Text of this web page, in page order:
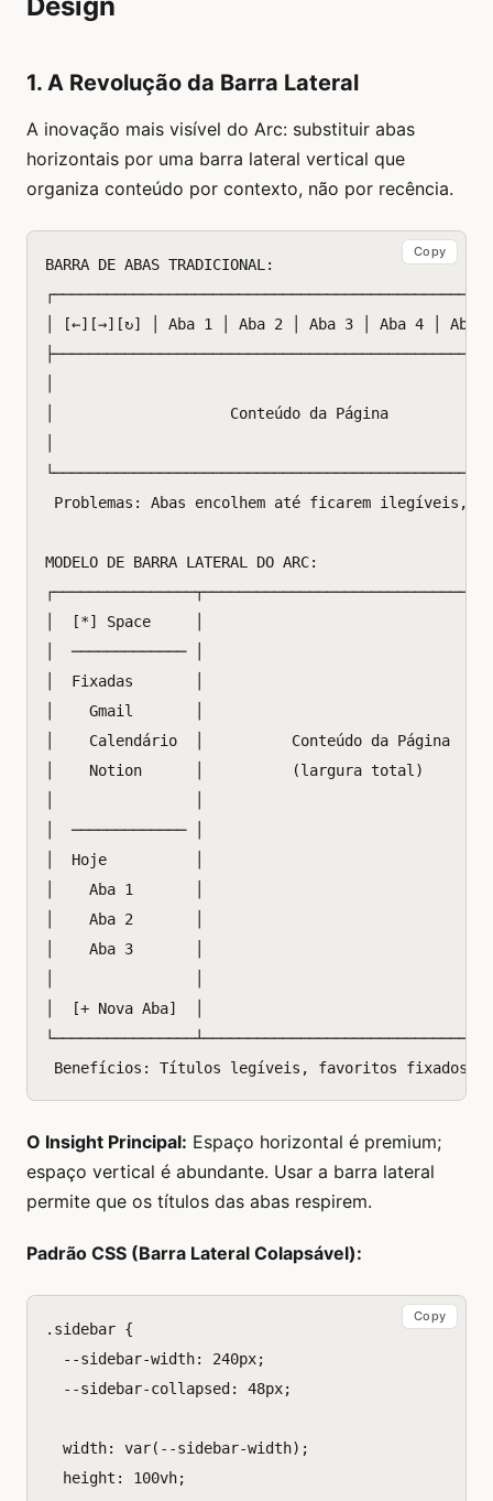
1. A Revolução da Barra Lateral
A inovação mais visível do Arc: substituir abas
horizontais por uma barra lateral vertical que
organiza conteúdo por contexto, não por recência.
BARRA DE ABAS TRADICIONAL:
│ [←][→][↻] │ Aba 1 │ Aba 2 │ Aba 3 │ Aba 4 │
│                    Conteúdo da Página
Problemas: Abas encolhem até ficarem ilegíveis,
MODELO DE BARRA LATERAL DO ARC:
│  [*] Space     │
│  ───────────── │
│  Fixadas       │
│    Gmail       │
│    Calendário  │          Conteúdo da
│    Notion      │          (largura total)
│  ───────────── │
│  Hoje          │
│    Aba 1       │
│    Aba 2       │
│    Aba 3       │
│  [+ Nova Aba]  │
Copy
O Insight Principal: Espaço horizontal é premium;
espaço vertical é abundante. Usar a barra lateral
permite que os títulos das abas respirem.
Padrão CSS (Barra Lateral Colapsável):
. sidebar {
--sidebar-width: 240px;
--sidebar-collapsed : 48px;
width: var( --sidebar-width);
height : 100vh;
Copy